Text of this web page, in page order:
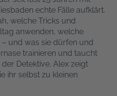
echte Fälle aufklärt.
welche Tricks und
anwenden, welche
und was sie dürfen und
trainieren und taucht
Detektive. Alex zeigt
ihr selbst zu kleinen